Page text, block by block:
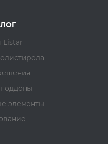
Listar
элементы